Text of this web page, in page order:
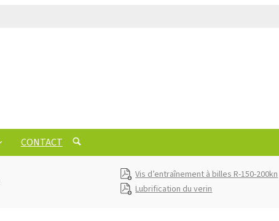
CONTACT
Vis d’entraînement à billes R-150-200kn
Lubrification du verin